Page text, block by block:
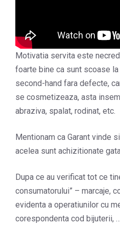
Motivatia servita este
foarte bine ca sunt scoase
second-hand fara defecte,
se cosmetizeaza, asta
abraziva, spalat, rodinat, etc.
Mentionam ca Garant vinde
acelea sunt achizitionate
Dupa ce au verificat tot ce
consumatorului” – marcaje,
evidenta a operatiunilor cu
corespondenta cod bijuterii,